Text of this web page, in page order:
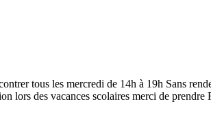
tous les mercredi de 14h à 19h Sans
lors des vacances scolaires merci de